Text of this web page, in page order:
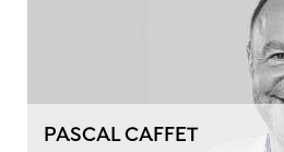
PASCAL CAFFET